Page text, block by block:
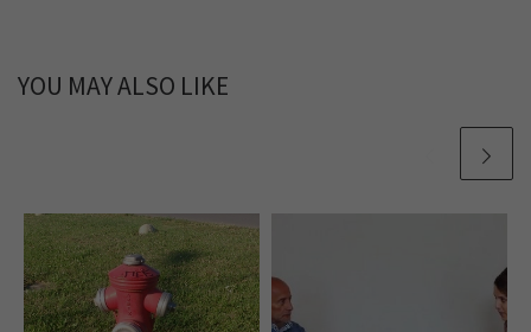
YOU MAY ALSO LIKE